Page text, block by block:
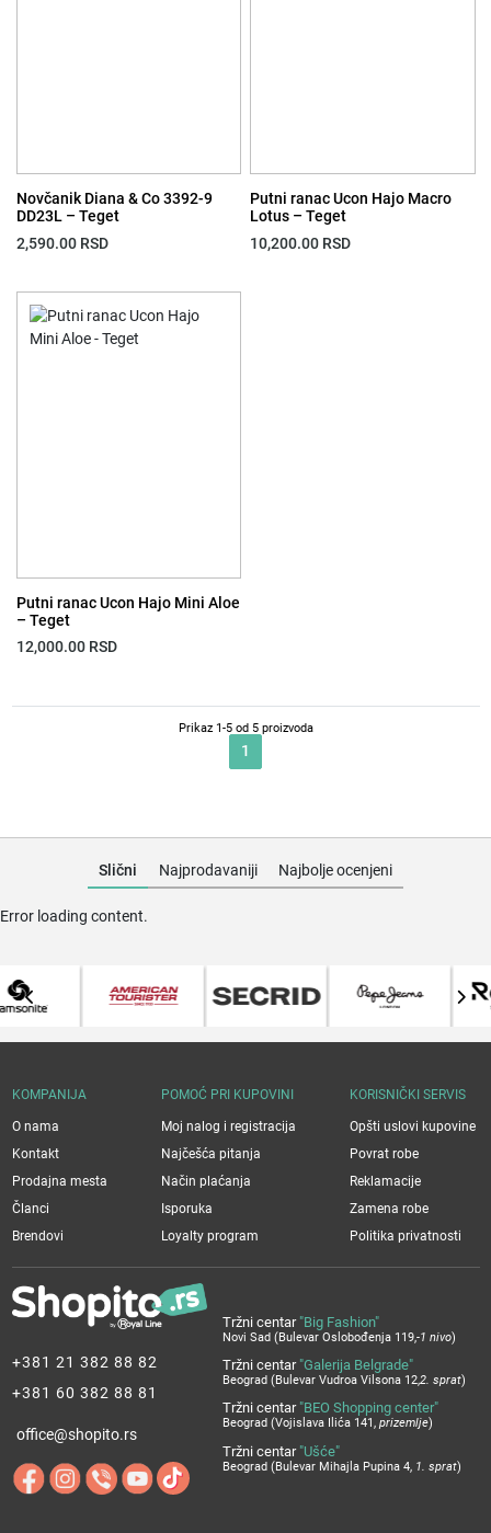
Novčanik Diana & Co 3392-9
DD23L – Teget
2,590.00 RSD
Putni ranac Ucon Hajo Macro
Lotus – Teget
10,200.00 RSD
Putni ranac Ucon Hajo Mini Aloe
– Teget
12,000.00 RSD
Prikaz 1-5 od 5 proizvoda
1
Slični Najprodavaniji Najbolje ocenjeni
Error loading content.
+381 21 382 88 82
+381 60 382 88 81
office@shopito.rs
Tržni centar "Big Fashion"
Novi Sad (Bulevar Oslobođenja 119,-1 nivo)
Tržni centar "Galerija Belgrade"
Beograd (Bulevar Vudroa Vilsona 12,2. sprat)
Tržni centar "BEO Shopping center"
Beograd (Vojislava Ilića 141, prizemlje)
Tržni centar "Ušće"
Beograd (Bulevar Mihajla Pupina 4, 1. sprat)
KOMPANIJA
O nama
Kontakt
Prodajna mesta
Članci
Brendovi
POMOĆ PRI KUPOVINI
Moj nalog i registracija
Najčešća pitanja
Način plaćanja
Isporuka
Loyalty program
KORISNIČKI SERVIS
Opšti uslovi kupovine
Povrat robe
Reklamacije
Zamena robe
Politika privatnosti